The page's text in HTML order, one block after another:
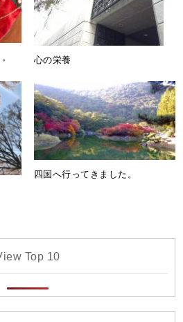
心の栄養
四国へ行ってきました。
Top 10